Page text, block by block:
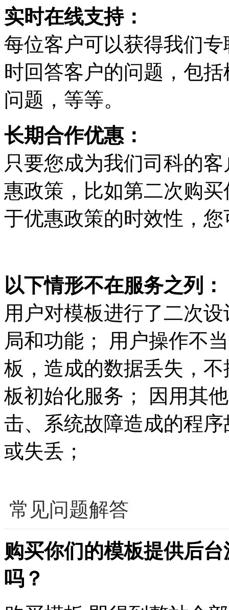
实时在线支持：
每位客户可以获得我们
时回答客户的问题，包
问题，等等。
长期合作优惠：
只要您成为我们司科的
惠政策，比如第二次购
于优惠政策的时效性，
以下情形不在服务之列：
用户对模板进行了二次
局和功能； 用户操作不
板，造成的数据丢失，
板初始化服务； 因用其
击、系统故障造成的程
或失丢；
常见问题解答
购买你们的模板提供后
吗？